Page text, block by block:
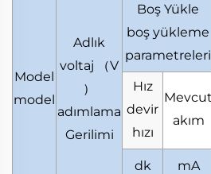
Model
model
Adlık
voltaj
（V
）
adımlama
Gerilimi
Boş Yükle
boş yükleme
parametreleri
Hız
devir
hızı
Mevcut
akım
dk mA